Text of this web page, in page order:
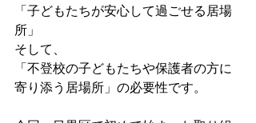
「子どもたちが安心して過ごせる居場
所」
そして、
「不登校の子どもたちや保護者の方に
寄り添う居場所」の必要性です。